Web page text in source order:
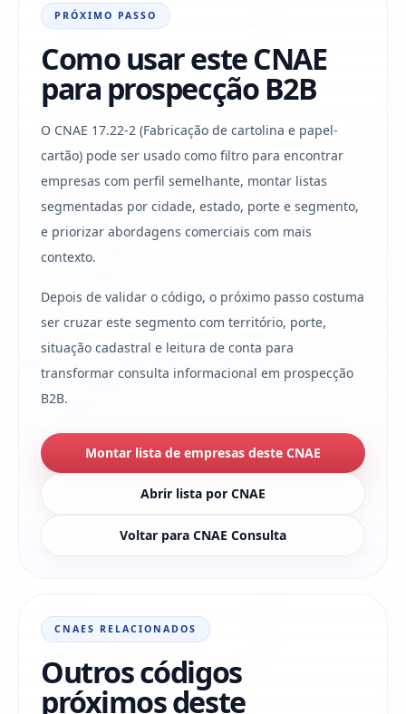
PRÓXIMO PASSO
Como usar este CNAE
para prospecção B2B
O CNAE 17.22-2 (Fabricação de cartolina e papel-
cartão) pode ser usado como filtro para encontrar
empresas com perfil semelhante, montar listas
segmentadas por cidade, estado, porte e segmento,
e priorizar abordagens comerciais com mais
contexto.
Depois de validar o código, o próximo passo costuma
ser cruzar este segmento com território, porte,
situação cadastral e leitura de conta para
transformar consulta informacional em prospecção
B2B.
Montar lista de empresas deste CNAE
Abrir lista por CNAE
Voltar para CNAE Consulta
CNAES RELACIONADOS
Outros códigos
próximos deste